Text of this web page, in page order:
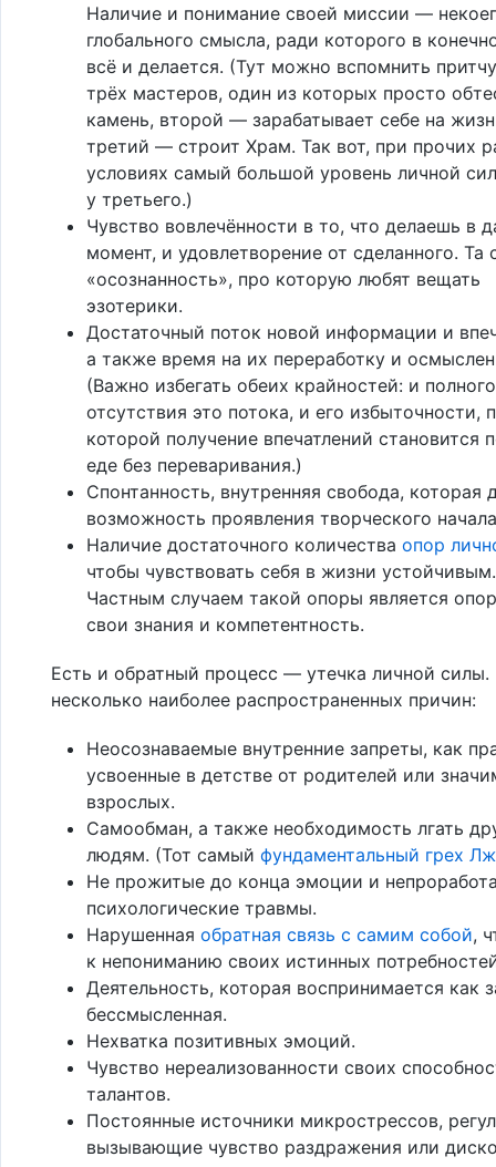
Наличие и понимание своей миссии —
глобального смысла, ради которого в
всё и делается. (Тут можно вспомнить
трёх мастеров, один из которых просто
камень, второй — зарабатывает себе на
третий — строит Храм. Так вот, при прочих
условиях самый большой уровень личной
у третьего.)
Чувство вовлечённости в то, что делаешь в
момент, и удовлетворение от сделанного. Та
«осознанность», про которую любят вещать
эзотерики.
Достаточный поток новой информации и
а также время на их переработку и
(Важно избегать обеих крайностей: и полного
отсутствия это потока, и его избыточности,
которой получение впечатлений становится
еде без переваривания.)
Спонтанность, внутренняя свобода, которая
возможность проявления творческого
Наличие достаточного количества опор
чтобы чувствовать себя в жизни устойчивым.
Частным случаем такой опоры является
свои знания и компетентность.
Есть и обратный процесс — утечка личной силы.
несколько наиболее распространенных причин:
Неосознаваемые внутренние запреты, как
усвоенные в детстве от родителей или
взрослых.
Самообман, а также необходимость лгать
людям. (Тот самый фундаментальный грех
Не прожитые до конца эмоции и
психологические травмы.
Нарушенная обратная связь с самим собой,
к непониманию своих истинных
Деятельность, которая воспринимается как
бессмысленная.
Нехватка позитивных эмоций.
Чувство нереализованности своих
талантов.
Постоянные источники микрострессов,
вызывающие чувство раздражения или